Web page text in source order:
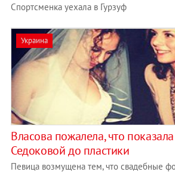
Спортсменка уехала в Гурзуф
Украина
Власова пожалела, что
Седоковой до пластики
Певица возмущена тем, что свадебные